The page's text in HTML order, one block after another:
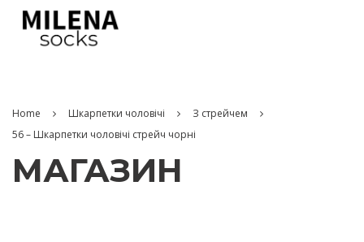
Home Шкарпетки чоловічі
З стрейчем
56 – Шкарпетки чоловічі стрейч чорні
МАГАЗИН